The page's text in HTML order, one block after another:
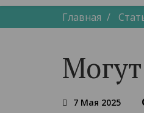
Главная
7 Мая 2025